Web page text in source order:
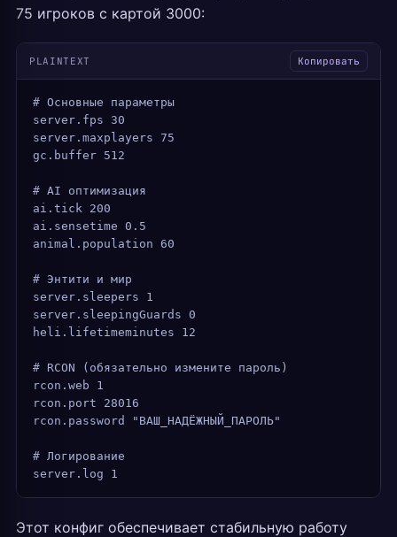
75 игроков с картой 3000:
PLAINTEXT Копировать
# Основные параметры
server.fps 30
server.maxplayers 75
gc.buffer 512
# AI оптимизация
ai.tick 200
ai.sensetime 0.5
animal.population 60
# Энтити и мир
server.sleepers 1
server.sleepingGuards 0
heli.lifetimeminutes 12
# RCON (обязательно измените пароль)
rcon.web 1
rcon.port 28016
rcon.password "ВАШ_НАДЁЖНЫЙ_ПАРОЛЬ"
# Логирование
server.log 1
Этот конфиг обеспечивает стабильную работу